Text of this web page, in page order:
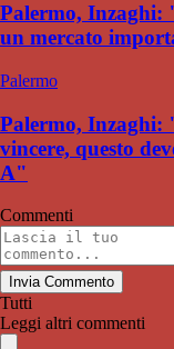
Palermo, Inzaghi:
un mercato
Palermo
Palermo, Inzaghi:
vincere, questo
A"
Commenti
Invia Commento
Tutti
Leggi altri commenti